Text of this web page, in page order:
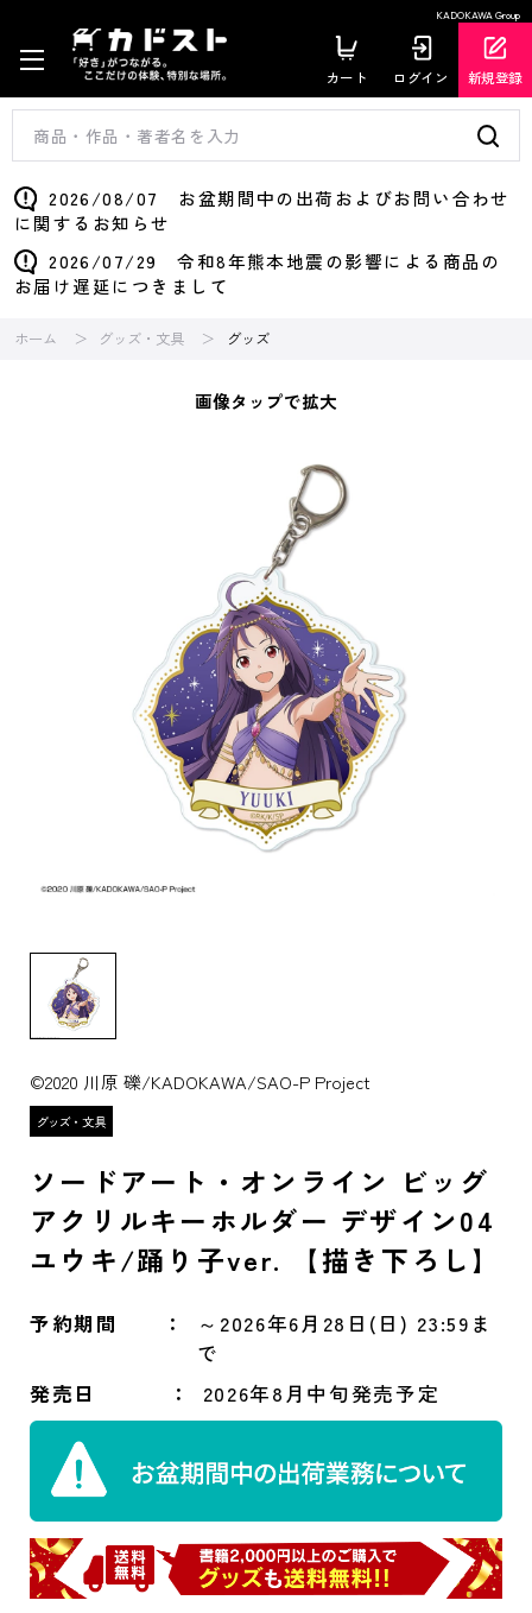
KADOKAWA Group
カート ログイン 新規登録
2026/08/07 お盆期間中の出荷およびお問い合わせ
に関するお知らせ
2026/07/29 令和8年熊本地震の影響による商品の
お届け遅延につきまして
ホーム グッズ・文具 グッズ
画像タップで拡大
©2020 川原 礫/KADOKAWA/SAO-P Project
ソードアート・オンライン ビッグ
アクリルキーホルダー デザイン04
ユウキ/踊り子ver. 【描き下ろし】
予約期間
～2026年6月28日(日) 23:59ま
で
発売日
2026年8月中旬発売予定